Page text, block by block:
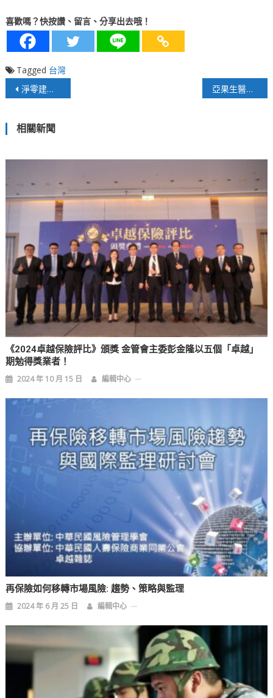
喜歡嗎？快按讚、留言、分享出去哦！
Tagged 台灣
文
導
覽
淨零建築創新技術論壇高雄落幕 董建宏：公私協力領航近零碳建築發展 亞果生醫亞太美容展重磅展出生醫級別育髮產品
相關新聞
《2024卓越保險評比》頒獎 金管會主委彭金隆以五個「卓越」
期勉得獎業者！
2024 年 10 月 15 日 編輯中心
再保險如何移轉市場風險: 趨勢、策略與監理
2024 年 6 月 25 日 編輯中心